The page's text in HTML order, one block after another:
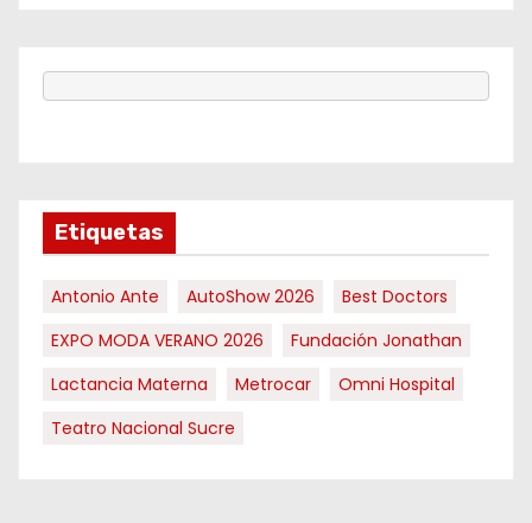
Etiquetas
Antonio Ante AutoShow 2026
Best Doctors
EXPO MODA VERANO 2026
Fundación Jonathan
Lactancia Materna
Metrocar
Omni Hospital
Teatro Nacional Sucre